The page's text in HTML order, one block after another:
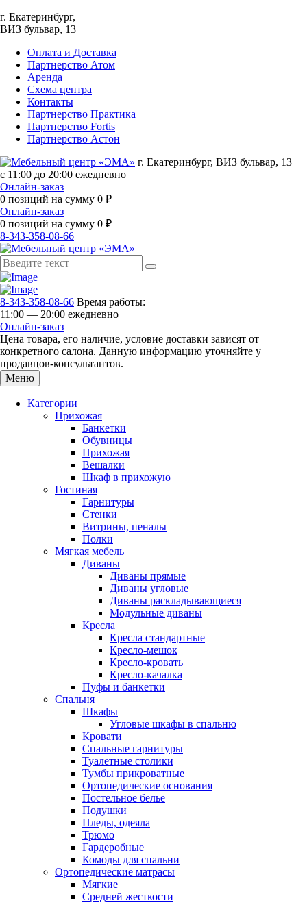
г. Екатеринбург,
ВИЗ бульвар, 13
Оплата и Доставка
Партнерство Атом
Аренда
Схема центра
Контакты
Партнерство Практика
Партнерство Fortis
Партнерство Астон
г. Екатеринбург, ВИЗ бульвар, 13
с 11:00 до 20:00 ежедневно
Онлайн-заказ
0 позиций на сумму 0 ₽
Онлайн-заказ
0 позиций на сумму 0 ₽
8-343-358-08-66
8-343-358-08-66 Время работы:
11:00 — 20:00 ежедневно
Онлайн-заказ
Цена товара, его наличие, условие доставки зависят от
конкретного салона. Данную информацию уточняйте у
продавцов-консультантов.
Меню
Категории
Прихожая
Банкетки
Обувницы
Прихожая
Вешалки
Шкаф в прихожую
Гостиная
Гарнитуры
Стенки
Витрины, пеналы
Полки
Мягкая мебель
Диваны
Диваны прямые
Диваны угловые
Диваны раскладывающиеся
Модульные диваны
Кресла
Кресла стандартные
Кресло-мешок
Кресло-кровать
Кресло-качалка
Пуфы и банкетки
Спальня
Шкафы
Угловые шкафы в спальню
Кровати
Спальные гарнитуры
Туалетные столики
Тумбы прикроватные
Ортопедические основания
Постельное белье
Подушки
Пледы, одеяла
Трюмо
Гардеробные
Комоды для спальни
Ортопедические матрасы
Мягкие
Средней жесткости